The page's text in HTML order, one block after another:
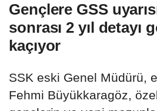
Gençlere GSS
sonrası 2 yıl detayı
kaçıyor
SSK eski Genel Müdürü,
Fehmi Büyükkaragöz,